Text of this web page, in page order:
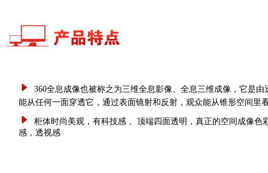
360全息成像也被称之为三维全息影像、全息三维成像，它是
能从任何一面穿透它，通过表面镜射和反射，观众能从锥形空间里
柜体时尚美观，有科技感 。顶端四面透明，真正的空间成像色
感，透视感